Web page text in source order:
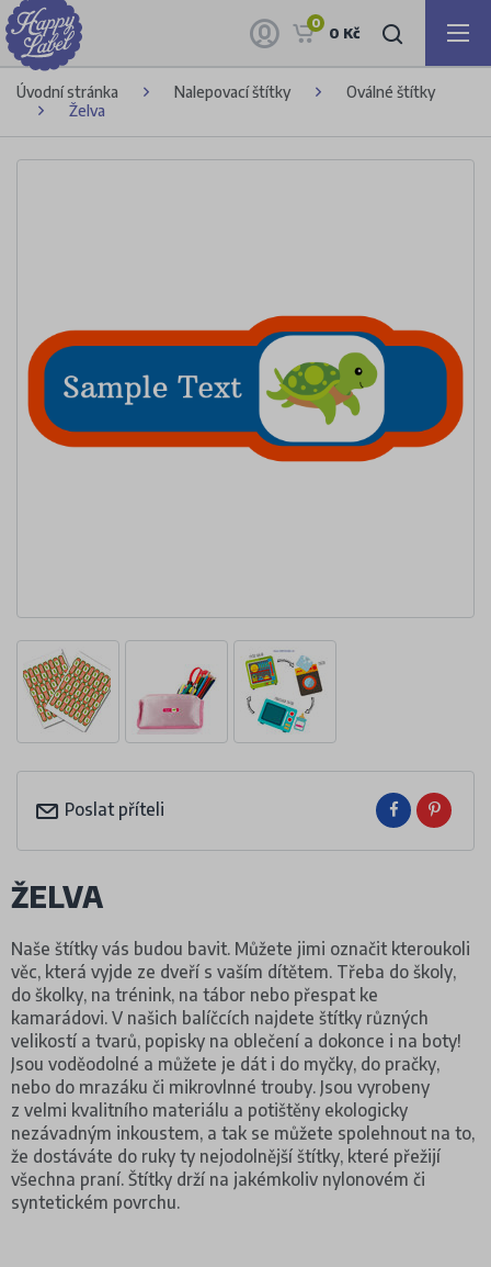
0
0 Kč
Úvodní stránka Nalepovací štítky
Oválné štítky
Želva
Poslat příteli
ŽELVA
Naše štítky vás budou bavit. Můžete jimi označit kteroukoli
věc, která vyjde ze dveří s vaším dítětem. Třeba do školy,
do školky, na trénink, na tábor nebo přespat ke
kamarádovi. V našich balíčcích najdete štítky různých
velikostí a tvarů, popisky na oblečení a dokonce i na boty!
Jsou voděodolné a můžete je dát i do myčky, do pračky,
nebo do mrazáku či mikrovlnné trouby. Jsou vyrobeny
z velmi kvalitního materiálu a potištěny ekologicky
nezávadným inkoustem, a tak se můžete spolehnout na to,
že dostáváte do ruky ty nejodolnější štítky, které přežijí
všechna praní. Štítky drží na jakémkoliv nylonovém či
syntetickém povrchu.